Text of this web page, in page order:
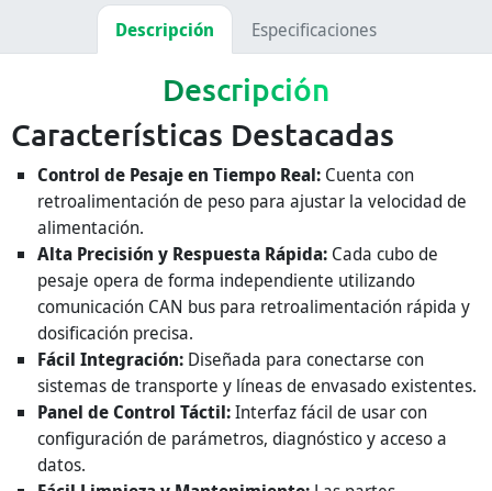
Descripción Especificaciones
Descripción
Características Destacadas
Control de Pesaje en Tiempo Real: Cuenta con
retroalimentación de peso para ajustar la velocidad de
alimentación.
Alta Precisión y Respuesta Rápida: Cada cubo de
pesaje opera de forma independiente utilizando
comunicación CAN bus para retroalimentación rápida y
dosificación precisa.
Fácil Integración: Diseñada para conectarse con
sistemas de transporte y líneas de envasado existentes.
Panel de Control Táctil:Interfaz fácil de usar con
configuración de parámetros, diagnóstico y acceso a
datos.